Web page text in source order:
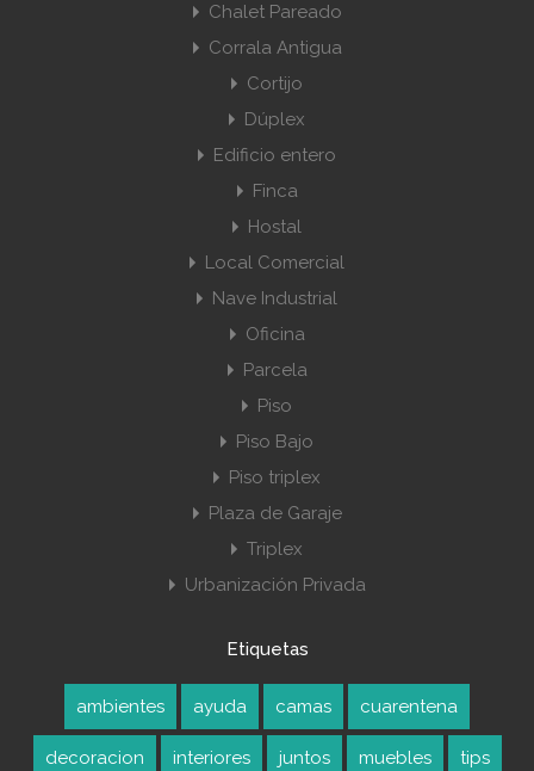
Chalet Pareado
Corrala Antigua
Cortijo
Dúplex
Edificio entero
Finca
Hostal
Local Comercial
Nave Industrial
Oficina
Parcela
Piso
Piso Bajo
Piso triplex
Plaza de Garaje
Triplex
Urbanización Privada
Etiquetas
ambientes ayuda camas cuarentena
decoracion interiores juntos muebles tips